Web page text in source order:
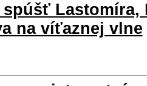
Lastomíra,
na víťaznej vlne